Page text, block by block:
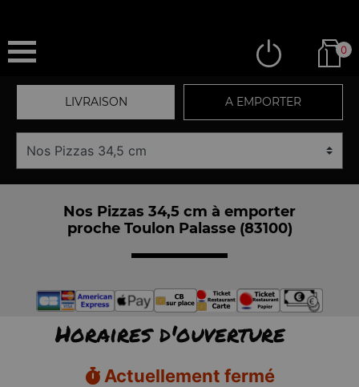
0
LIVRAISON A EMPORTER
Nos Pizzas 34,5 cm à emporter
proche Toulon Palasse (83100)
Horaires d'ouverture
Actuellement fermé